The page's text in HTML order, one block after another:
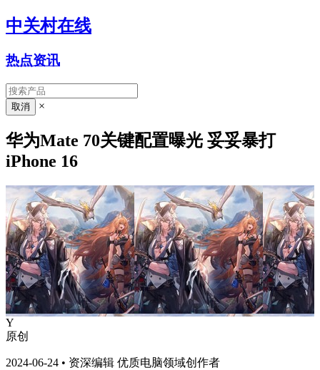
中关村在线
热点资讯
×
华为Mate 70关键配置曝光 妥妥暴打
iPhone 16
Y
原创
2024-06-24 • 资深编辑 优质电脑领域创作者